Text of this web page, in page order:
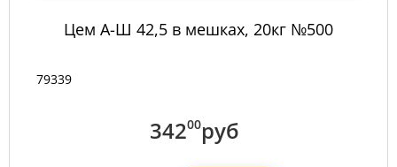
Цем А-Ш 42,5 в мешках, 20кг №500
79339
34200руб